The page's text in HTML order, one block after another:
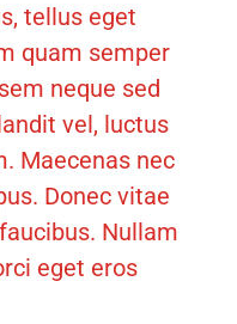
tellus eget
quam semper
neque sed
vel, luctus
Maecenas nec
Donec vitae
Nullam
eget eros